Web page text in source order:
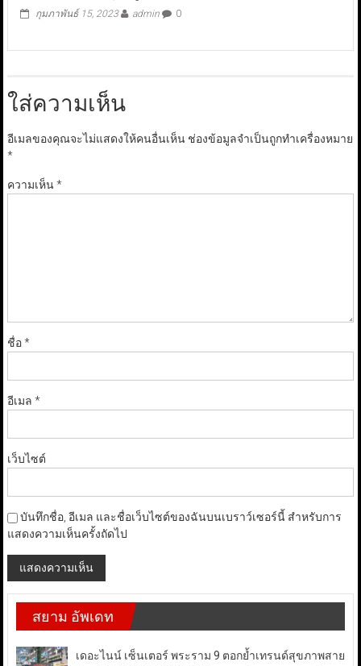
กุมภาพันธ์ 15, 2023 admin 0
ใส่ความเห็น
อีเมลของคุณจะไม่แสดงให้คนอื่นเห็น ช่องข้อมูลจำเป็นถูกทำเครื่องหมาย
*
ความเห็น*
ชื่อ*
อีเมล *
เว็บไซต์
บันทึกชื่อ, อีเมล และชื่อเว็บไซต์ของฉันบนเบราว์เซอร์นี้ สำหรับการ
แสดงความเห็นครั้งถัดไป
สยาม อัพเดท
เดอะไนน์ เซ็นเตอร์ พระราม 9 ตอกย้ำเทรนด์สุขภาพสาย